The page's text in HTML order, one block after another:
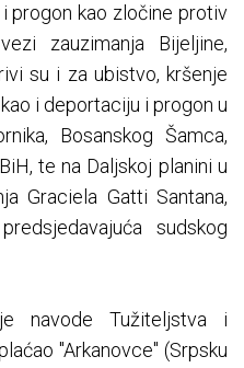
progon kao zločine protiv
zauzimanja Bijeljine,
su i za ubistvo, kršenje
i deportaciju i progon u
Bosanskog Šamca,
te na Daljskoj planini u
Graciela Gatti Santana,
sudskog
navode Tužiteljstva i
"Arkanovce" (Srpsku